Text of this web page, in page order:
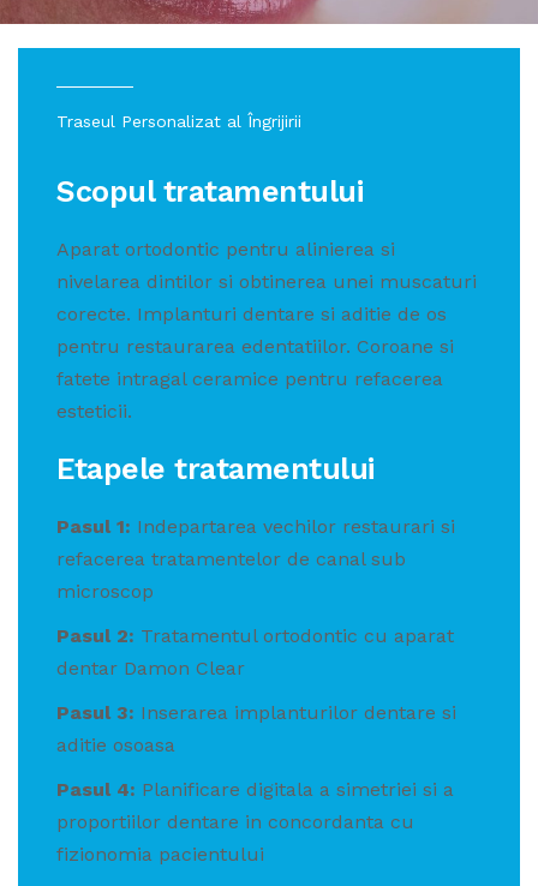
Traseul Personalizat al Îngrijirii
Scopul tratamentului
Aparat ortodontic pentru alinierea si
nivelarea dintilor si obtinerea unei muscaturi
corecte. Implanturi dentare si aditie de os
pentru restaurarea edentatiilor. Coroane si
fatete intragal ceramice pentru refacerea
esteticii.
Etapele tratamentului
Pasul 1: Indepartarea vechilor restaurari si
refacerea tratamentelor de canal sub
microscop
Pasul 2: Tratamentul ortodontic cu aparat
dentar Damon Clear
Pasul 3: Inserarea implanturilor dentare si
aditie osoasa
Pasul 4: Planificare digitala a simetriei si a
proportiilor dentare in concordanta cu
fizionomia pacientului